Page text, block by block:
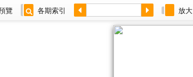
覽 各期索引 放大